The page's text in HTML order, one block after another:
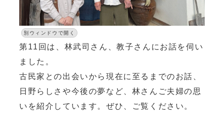
別ウィンドウで開く
第11回は、林武司さん、教子さんにお話を伺い
ました。
古民家との出会いから現在に至るまでのお話、
日野らしさや今後の夢など、林さんご夫婦の思
いを紹介しています。ぜひ、ご覧ください。